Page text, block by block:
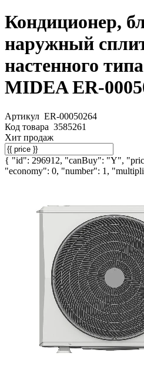
Кондиционер,
наружный
настенного
MIDEA ER-
Артикул ER-00050264
Код товара 3585261
Хит продаж
{ "id": 296912, "canBuy": "Y",
"economy": 0, "number": 1,